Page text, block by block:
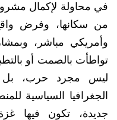
في محاولة لإكمال
من سكانها، وفرض
وأمريكي مباشر،
تواطأت بالصمت أو
ليس مجرد حرب، بل
الجغرافيا السياسية
جديدة، تكون فيها